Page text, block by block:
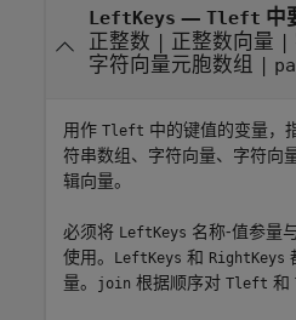
LeftKeys — Tleft 中
正整数 | 正整数向量 |
字符向量元胞数组 |
用作 Tleft 中的键值的变量，
符串数组、字符向量、字符向
辑向量。
必须将 LeftKeys 名称-值参量
使用。
LeftKeys 和 RightKeys
量。
join 根据顺序对 Tleft 和